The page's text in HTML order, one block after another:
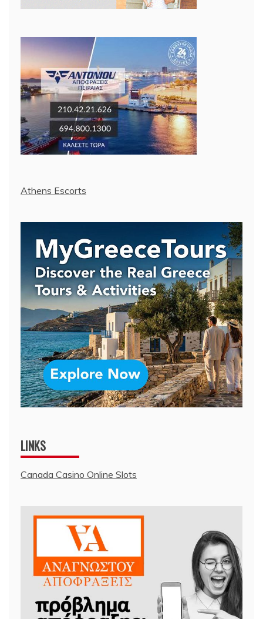
Athens Escorts
LINKS
Canada Casino Online Slots